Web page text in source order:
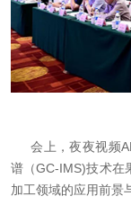
会上，夜夜视频
谱（GC-IMS)技术在
加工领域的应用前景